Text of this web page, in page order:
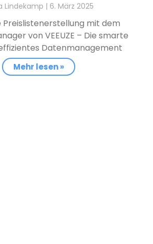
Lindekamp 6. März 2025
mit dem
von VEEUZE – Die smarte
Datenmanagement
Mehr lesen »